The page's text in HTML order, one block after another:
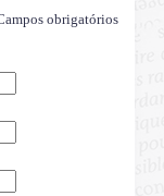
obrigatórios